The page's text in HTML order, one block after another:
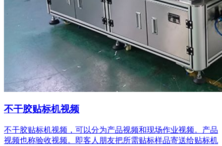
不干胶贴标机视频
不干胶贴标机视频，可以分为产品视频和现场作业视频。产品
视频也称验收视频。即客人朋友把所需贴标样品寄送给贴标机